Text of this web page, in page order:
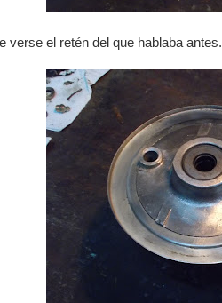
verse el retén del que hablaba antes.